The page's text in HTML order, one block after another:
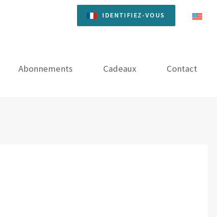
IDENTIFIEZ-VOUS
Abonnements Cadeaux Contact